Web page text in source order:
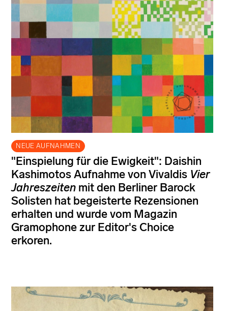
NEUE AUFNAHMEN
"Einspielung für die Ewigkeit": Daishin
Kashimotos Aufnahme von Vivaldis Vier
Jahreszeiten mit den Berliner Barock
Solisten hat begeisterte Rezensionen
erhalten und wurde vom Magazin
Gramophone zur Editor's Choice
erkoren.